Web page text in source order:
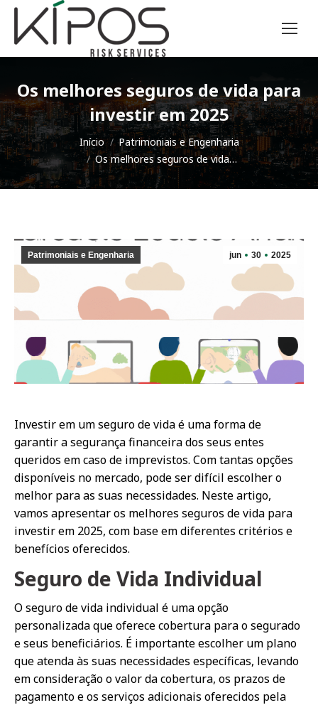
Os melhores seguros de vida para
investir em 2025
Você está aqui:Início
Patrimoniais e Engenharia
Os melhores seguros de vida…
jun 30 2025
Patrimoniais e Engenharia
Investir em um seguro de vida é uma forma de
garantir a segurança financeira dos seus entes
queridos em caso de imprevistos. Com tantas opções
disponíveis no mercado, pode ser difícil escolher o
melhor para as suas necessidades. Neste artigo,
vamos apresentar os melhores seguros de vida para
investir em 2025, com base em diferentes critérios e
benefícios oferecidos.
Seguro de Vida Individual
O seguro de vida individual é uma opção
personalizada que oferece cobertura para o segurado
e seus beneficiários. É importante escolher um plano
que atenda às suas necessidades específicas, levando
em consideração o valor da cobertura, os prazos de
pagamento e os serviços adicionais oferecidos pela